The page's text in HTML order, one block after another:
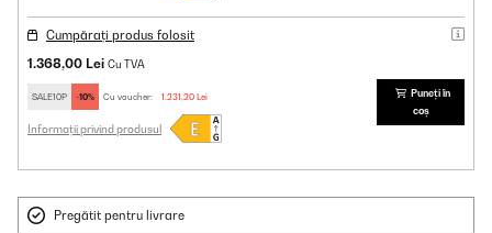
Cumpărați produs folosit
1.368,00 Lei Cu TVA
SALE10P -10% Cu voucher: 1.231,20 Lei
Informații privind produsul
Puneți în
coș
Pregătit pentru livrare